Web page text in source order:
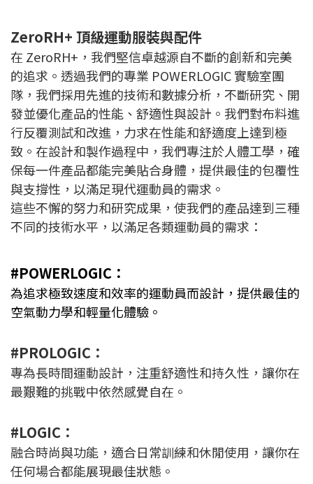
ZeroRH+ 頂級運動服裝與配件
在 ZeroRH+，我們堅信卓越源自不斷的創新和完美
的追求。透過我們的專業 POWERLOGIC 實驗室團
隊，我們採用先進的技術和數據分析，不斷研究、開
發並優化產品的性能、舒適性與設計。 我們對布料進
行反覆測試和改進，力求在性能和舒適度上達到極
致。在設計和製作過程中，我們專注於人體工學，確
保每一件產品都能完美貼合身體，提供最佳的包覆性
與支撐性，以滿足現代運動員的需求。
這些不懈的努力和研究成果，使我們的產品達到三種
不同的技術水平，以滿足各類運動員的需求：
#POWERLOGIC：
為追求極致速度和效率的運動員而設計，提供最佳的
空氣動力學和輕量化體驗。
#PROLOGIC：
專為長時間運動設計，注重舒適性和持久性，讓你在
最艱難的挑戰中依然感覺自在。
#LOGIC：
融合時尚與功能，適合日常訓練和休閒使用，讓你在
任何場合都能展現最佳狀態。